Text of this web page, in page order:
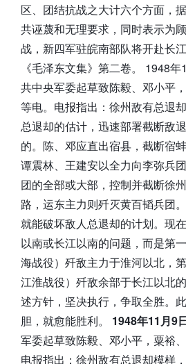
区、团结抗战之大计六个方面，
共诬蔑和无理要求，同时表示为
战，新四军驻皖南部队将开赴长
《毛泽东文集》第二卷。 1948
共中央军委起草致陈毅、邓小平
等电。电报指出：徐州敌有总退
总退却的估计，迅速部署截断敌
的。陈、邓应直出宿县，截断宿
谭震林、王建安以全力向李弥兵
团的全部或大部，控制并截断徐
路，运东主力则歼灭黄百韬兵团
就能破坏敌人总退却的计划。现
以南或长江以南的问题，而是第
海战役）歼敌主力于淮河以北，
江淮战役）歼敌余部于长江以北
述方针，坚决执行，争取全胜。
胆，就愈能胜利。 1948年11月9
军委起草致陈毅、邓小平，粟裕
电报指出：徐州敌有总退却模样